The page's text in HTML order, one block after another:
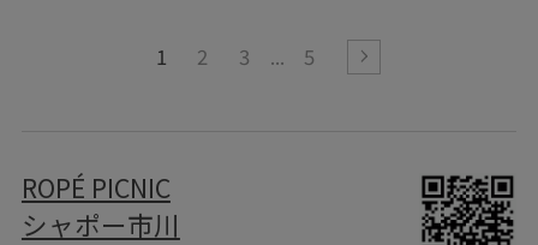
1 2 3 5
ROPÉ PICNIC
シャポー市川